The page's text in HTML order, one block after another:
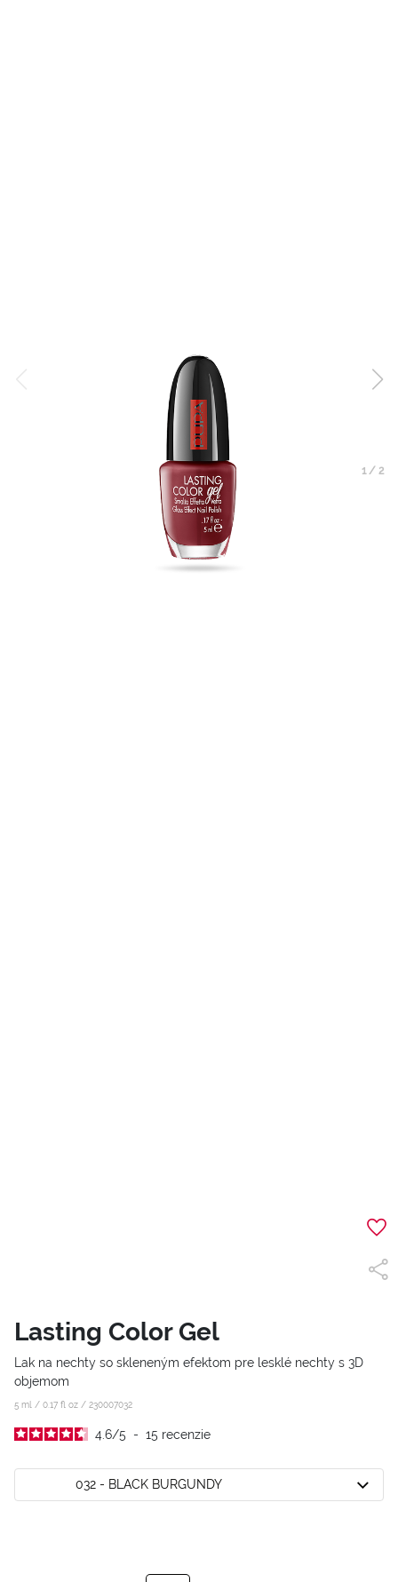
1 / 2
Lasting Color Gel
Lak na nechty so skleneným efektom pre lesklé nechty s 3D
objemom
5 ml / 0.17 fl oz / 230007032
4.6/5 - 15 recenzie
032 - BLACK BURGUNDY